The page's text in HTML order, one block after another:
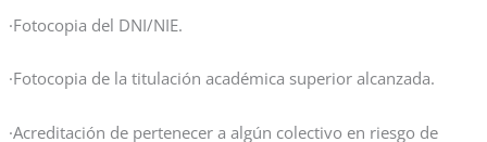
·Fotocopia del DNI/NIE.
·Fotocopia de la titulación académica superior alcanzada.
·Acreditación de pertenecer a algún colectivo en riesgo de